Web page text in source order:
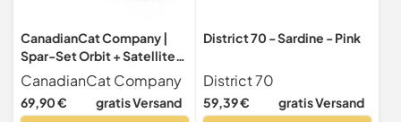
CanadianCat Company |
Spar-Set Orbit + Satellite
2.0 - Kratzbretter
dunkelgrau
CanadianCat Company
69,90 € gratis Versand
District 70 - Sardine - Pink
District 70
59,39 € gratis Versand